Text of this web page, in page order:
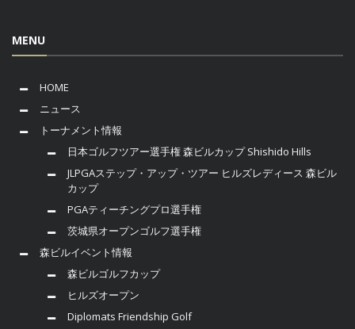
MENU
HOME
ニュース
トーナメント情報
日本ゴルフツアー選手権 森ビルカップ Shishido Hills
JLPGAステップ・アップ・ツアー ヒルズレディース 森ビル
カップ
PGAティーチングプロ選手権
茨城県オープンゴルフ選手権
森ビルイベント情報
森ビルゴルフカップ
ヒルズオープン
Diplomats Friendship Golf